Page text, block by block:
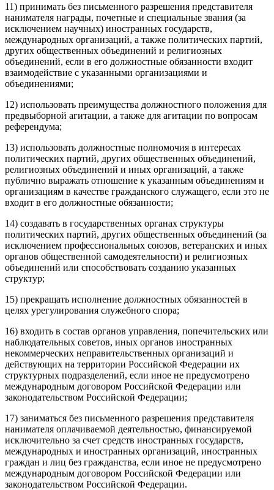
11) принимать без письменного разрешения представителя
нанимателя награды, почетные и специальные звания (за
исключением научных) иностранных государств,
международных организаций, а также политических партий,
других общественных объединений и религиозных
объединений, если в его должностные обязанности входит
взаимодействие с указанными организациями и
объединениями;
12) использовать преимущества должностного положения для
предвыборной агитации, а также для агитации по вопросам
референдума;
13) использовать должностные полномочия в интересах
политических партий, других общественных объединений,
религиозных объединений и иных организаций, а также
публично выражать отношение к указанным объединениям и
организациям в качестве гражданского служащего, если это не
входит в его должностные обязанности;
14) создавать в государственных органах структуры
политических партий, других общественных объединений (за
исключением профессиональных союзов, ветеранских и иных
органов общественной самодеятельности) и религиозных
объединений или способствовать созданию указанных
структур;
15) прекращать исполнение должностных обязанностей в
целях урегулирования служебного спора;
16) входить в состав органов управления, попечительских или
наблюдательных советов, иных органов иностранных
некоммерческих неправительственных организаций и
действующих на территории Российской Федерации их
структурных подразделений, если иное не предусмотрено
международным договором Российской Федерации или
законодательством Российской Федерации;
17) заниматься без письменного разрешения представителя
нанимателя оплачиваемой деятельностью, финансируемой
исключительно за счет средств иностранных государств,
международных и иностранных организаций, иностранных
граждан и лиц без гражданства, если иное не предусмотрено
международным договором Российской Федерации или
законодательством Российской Федерации.